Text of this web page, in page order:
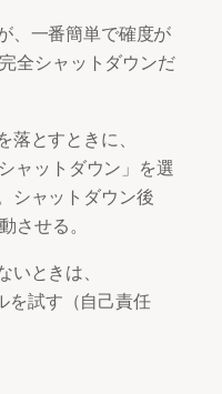
、一番簡単で確度が
全シャットダウンだ
とすときに、
ャットダウン」を選
シャットダウン後
させる。
ときは、
を試す（自己責任